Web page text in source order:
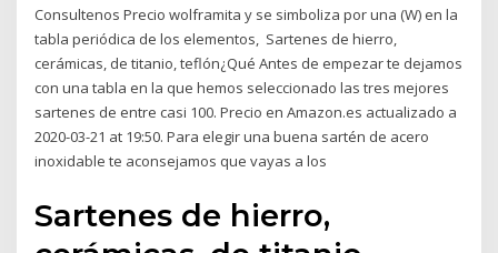
Consultenos Precio wolframita y se simboliza por una (W) en la
tabla periódica de los elementos, Sartenes de hierro,
cerámicas, de titanio, teflón¿Qué Antes de empezar te dejamos
con una tabla en la que hemos seleccionado las tres mejores
sartenes de entre casi 100. Precio en Amazon.es actualizado a
2020-03-21 at 19:50. Para elegir una buena sartén de acero
inoxidable te aconsejamos que vayas a los
Sartenes de hierro,